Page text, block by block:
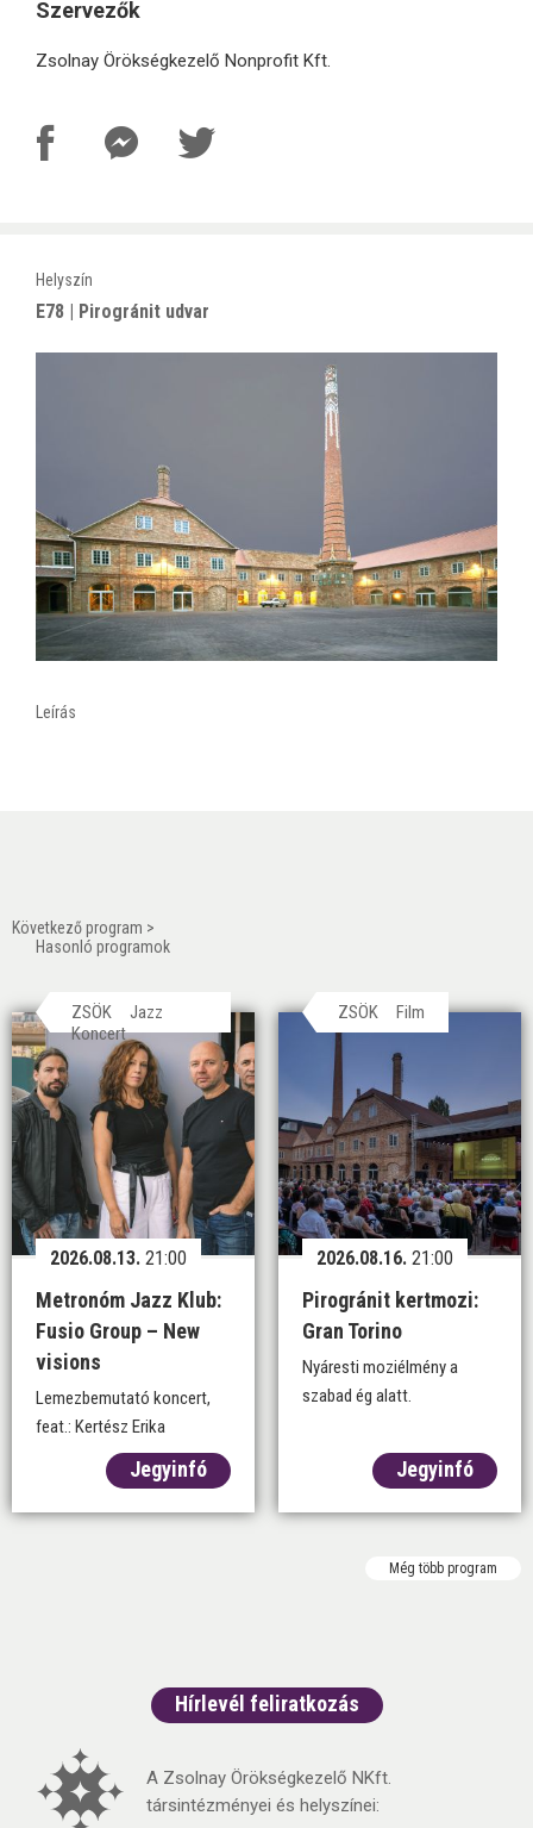
Szervezők
Zsolnay Örökségkezelő Nonprofit Kft.
Helyszín
E78 | Pirogránit udvar
Leírás
Következő program >
Hasonló programok
ZSÖK
Jazz
Koncert
2026.08.13. 21:00
Metronóm Jazz Klub:
Fusio Group – New
visions
Lemezbemutató koncert,
feat.: Kertész Erika
Jegyinfó
ZSÖK Film
2026.08.16. 21:00
Pirogránit kertmozi:
Gran Torino
Nyáresti moziélmény a
szabad ég alatt.
Jegyinfó
Még több program
Hírlevél feliratkozás
A Zsolnay Örökségkezelő NKft.
társintézményei és helyszínei: